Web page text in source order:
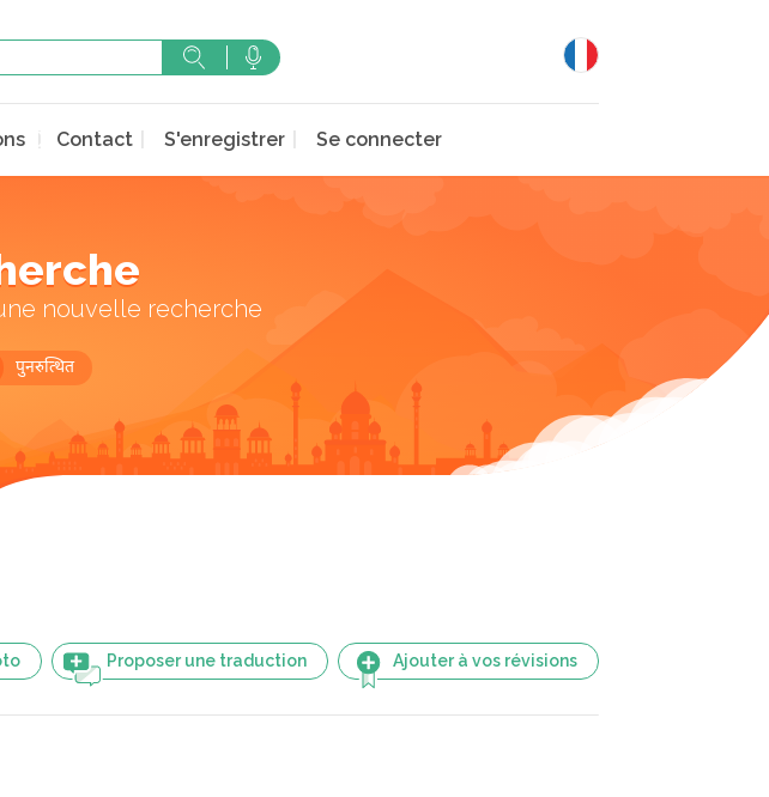
Contact S'enregistrer Se connecter
nouvelle recherche
पुनरुत्थित
Proposer une traduction Ajouter à vos révisions